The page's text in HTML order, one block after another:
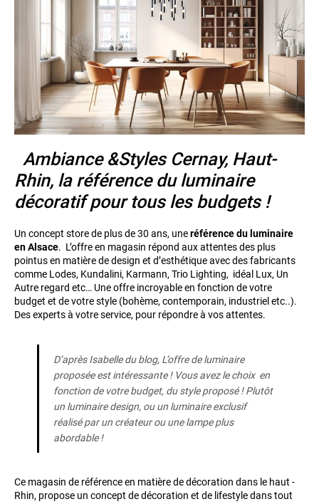
Ambiance &Styles Cernay, Haut-
Rhin, la référence du luminaire
décoratif pour tous les budgets !
Un concept store de plus de 30 ans, uneréférence du luminaire
en Alsace. L’offre en magasin répond aux attentes des plus
pointus en matière de design et d’esthétique avec des fabricants
comme Lodes, Kundalini, Karmann, Trio Lighting, idéal Lux, Un
Autre regard etc… Une offre incroyable en fonction de votre
budget et de votre style (bohème, contemporain, industriel etc..).
Des experts à votre service, pour répondre à vos attentes.
D’après Isabelle du blog, L’offre de luminaire
proposée est intéressante ! Vous avez le choix en
fonction de votre budget, du style proposé ! Plutôt
un luminaire design, ou un luminaire exclusif
réalisé par un créateur ou une lampe plus
abordable !
Ce magasin de référence en matière de décoration dans le haut -
Rhin, propose un concept de décoration et de lifestyle dans tout